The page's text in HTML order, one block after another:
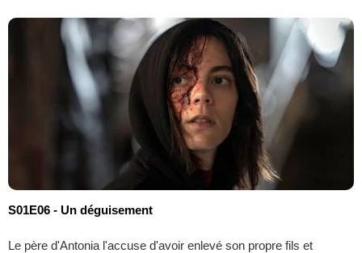
S01E06 - Un déguisement
Le père d'Antonia l'accuse d'avoir enlevé son propre fils et